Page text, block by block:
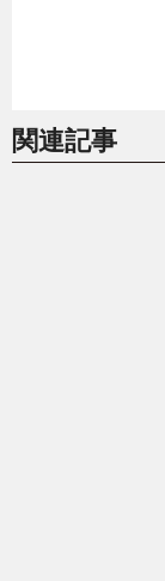
関連記事